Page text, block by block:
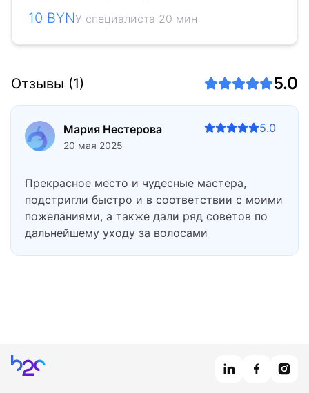
10 BYNУ специалиста 20 мин
Отзывы (1) 5.0
Мария Нестерова
20 мая 2025
5.0
Прекрасное место и чудесные мастера,
подстригли быстро и в соответствии с моими
пожеланиями, а также дали ряд советов по
дальнейшему уходу за волосами
Главная